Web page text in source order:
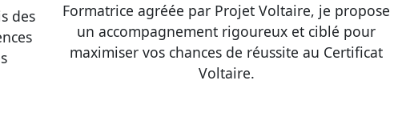
des
Formatrice agréée par Projet Voltaire, je propose
un accompagnement rigoureux et ciblé pour
maximiser vos chances de réussite au Certificat
Voltaire.